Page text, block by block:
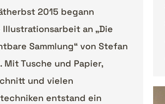
2015 begann
Illustrationsarbeit an „Die
Sammlung“ von Stefan
Mit Tusche und Papier,
und vielen
entstand ein